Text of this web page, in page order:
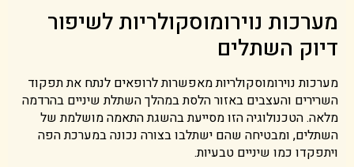
מערכות נוירומוסקולריות לשיפור
דיוק השתלים
מערכות נוירומוסקולריות מאפשרות לרופאים לנתח את תפקוד
השרירים והעצבים באזור הלסת במהלך השתלת שיניים בהרדמה
מלאה. הטכנולוגיה הזו מסייעת בהשגת התאמה מושלמת של
השתלים, ומבטיחה שהם ישתלבו בצורה נכונה במערכת הפה
ויתפקדו כמו שיניים טבעיות.